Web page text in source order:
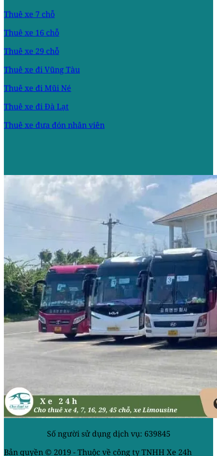
Thuê xe 7 chỗ
Thuê xe 16 chỗ
Thuê xe 29 chỗ
Thuê xe đi Vũng Tàu
Thuê xe đi Mũi Né
Thuê xe đi Đà Lạt
Thuê xe đưa đón nhân viên
Số người sử dụng dịch vụ: 639845
Bản quyền © 2019 - Thuộc về công ty TNHH Xe 24h